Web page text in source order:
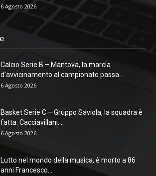
6 Agosto 2026
Calcio Serie B – Mantova, la marcia
d’avvicinamento al campionato passa...
6 Agosto 2026
Basket Serie C – Gruppo Saviola, la squadra è
fatta. Cacciavillani:...
6 Agosto 2026
Lutto nel mondo della musica, è morto a 86
anni Francesco...